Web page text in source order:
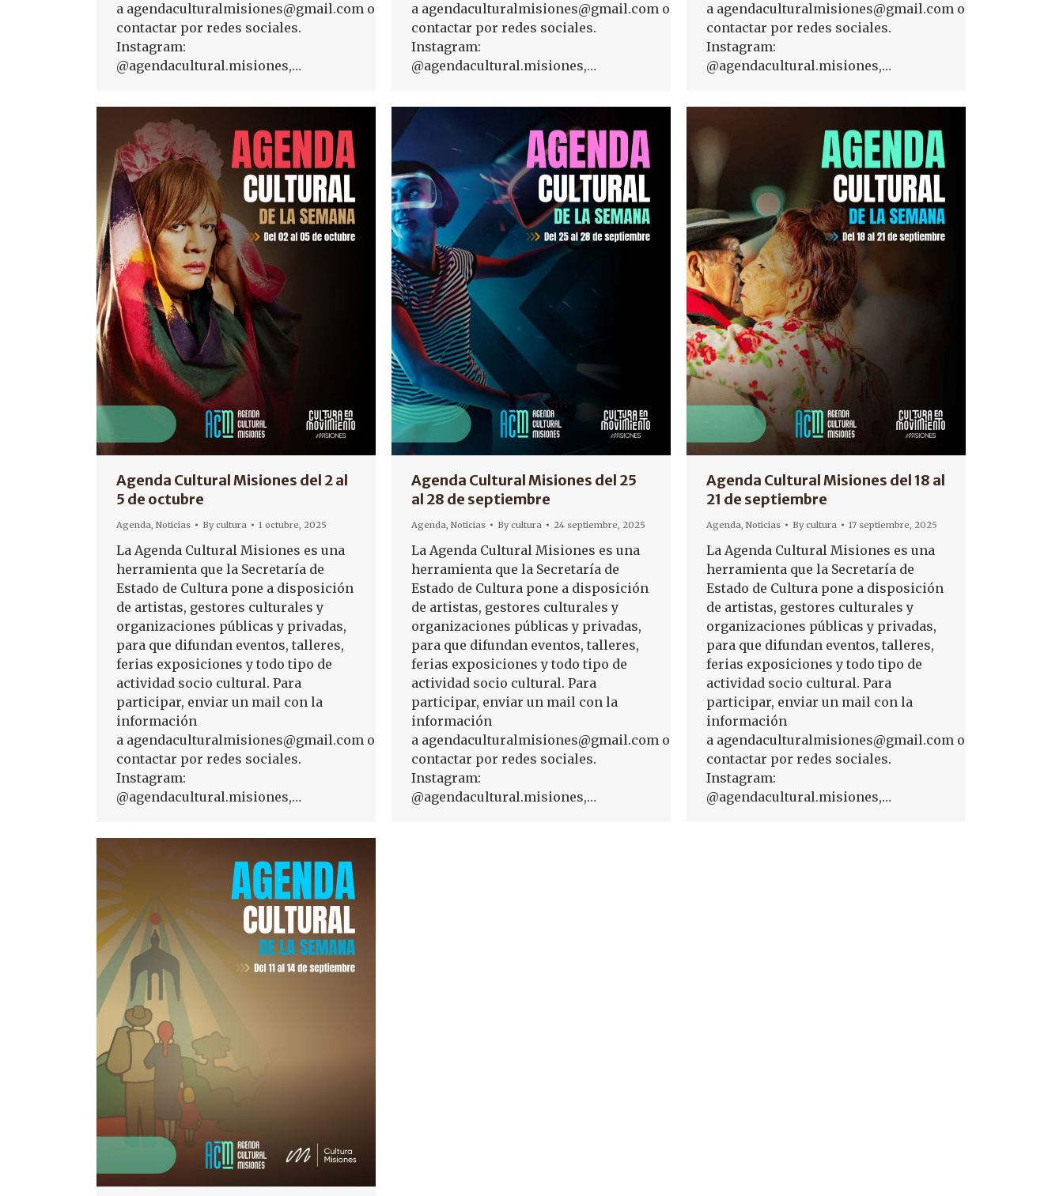
a agendaculturalmisiones@gmail.com o
contactar por redes sociales.
Instagram:
@agendacultural.misiones,…
a agendaculturalmisiones@gmail.com o
contactar por redes sociales.
Instagram:
@agendacultural.misiones,…
a agendaculturalmisiones@gmail.com o
contactar por redes sociales.
Instagram:
@agendacultural.misiones,…
Agenda Cultural Misiones del 2 al
5 de octubre
Agenda, Noticias Bycultura 1 octubre, 2025
La Agenda Cultural Misiones es una
herramienta que la Secretaría de
Estado de Cultura pone a disposición
de artistas, gestores culturales y
organizaciones públicas y privadas,
para que difundan eventos, talleres,
ferias exposiciones y todo tipo de
actividad socio cultural. Para
participar, enviar un mail con la
información
a agendaculturalmisiones@gmail.com o
contactar por redes sociales.
Instagram:
@agendacultural.misiones,…
Agenda Cultural Misiones del 25
al 28 de septiembre
Agenda, Noticias Bycultura 24 septiembre, 2025
La Agenda Cultural Misiones es una
herramienta que la Secretaría de
Estado de Cultura pone a disposición
de artistas, gestores culturales y
organizaciones públicas y privadas,
para que difundan eventos, talleres,
ferias exposiciones y todo tipo de
actividad socio cultural. Para
participar, enviar un mail con la
información
a agendaculturalmisiones@gmail.com o
contactar por redes sociales.
Instagram:
@agendacultural.misiones,…
Agenda Cultural Misiones del 18 al
21 de septiembre
Agenda, Noticias Bycultura 17 septiembre, 2025
La Agenda Cultural Misiones es una
herramienta que la Secretaría de
Estado de Cultura pone a disposición
de artistas, gestores culturales y
organizaciones públicas y privadas,
para que difundan eventos, talleres,
ferias exposiciones y todo tipo de
actividad socio cultural. Para
participar, enviar un mail con la
información
a agendaculturalmisiones@gmail.com o
contactar por redes sociales.
Instagram:
@agendacultural.misiones,…